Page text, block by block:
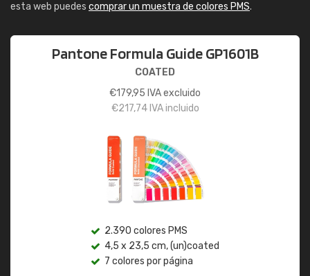
esta web puedes comprar un muestra de colores PMS.
Pantone Formula Guide GP1601B
COATED
€179,95 IVA excluido
€217,74IVA incluido
2.390 colores PMS
4,5 x 23,5 cm, (un)coated
7 colores por página